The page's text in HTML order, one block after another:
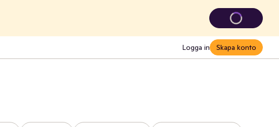
Logga in Skapa konto